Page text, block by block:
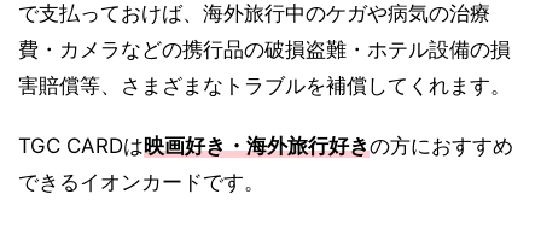
で支払っておけば、海外旅行中のケガや病気の治療
費・カメラなどの携行品の破損盗難・ホテル設備の損
害賠償等、さまざまなトラブルを補償してくれます。
TGC CARDは映画好き・海外旅行好きの方におすすめ
できるイオンカードです。